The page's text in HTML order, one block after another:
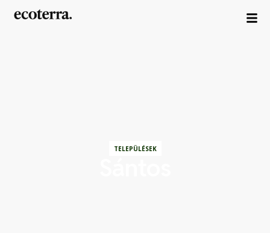
TELEPÜLÉSEK